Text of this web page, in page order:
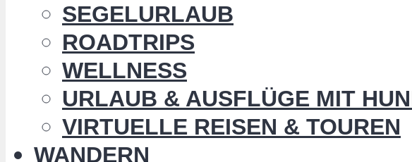
SEGELURLAUB
ROADTRIPS
WELLNESS
URLAUB & AUSFLÜGE MIT
VIRTUELLE REISEN & TOUREN
WANDERN